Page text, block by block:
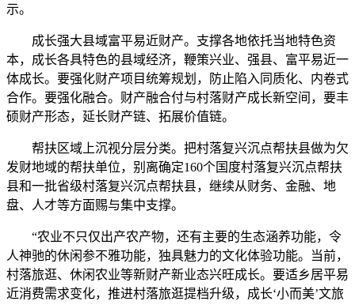
示。
成长强大县域富平易近财产。支撑各地依托当地特色资
本，成长各具特色的县域经济，鞭策兴业、强县、富平易近一
体成长。要强化财产项目统筹规划，防止陷入同质化、内卷式
合作。要强化融合。财产融合付与村落财产成长新空间，要丰
硕财产形态，延长财产链、拓展价值链。
帮扶区域上沉视分层分类。把村落复兴沉点帮扶县做为欠
发财地域的帮扶单位，别离确定160个国度村落复兴沉点帮扶
县和一批省级村落复兴沉点帮扶县，继续从财务、金融、地
盘、人才等方面赐与集中支撑。
“农业不只仅出产农产物，还有主要的生态涵养功能，令
人神驰的休闲参不雅功能，独具魅力的文化体验功能。当前，
村落旅逛、休闲农业等新财产新业态兴旺成长。要适乡居平易
近消费需求变化，推进村落旅逛提档升级，成长‘小而美’文旅